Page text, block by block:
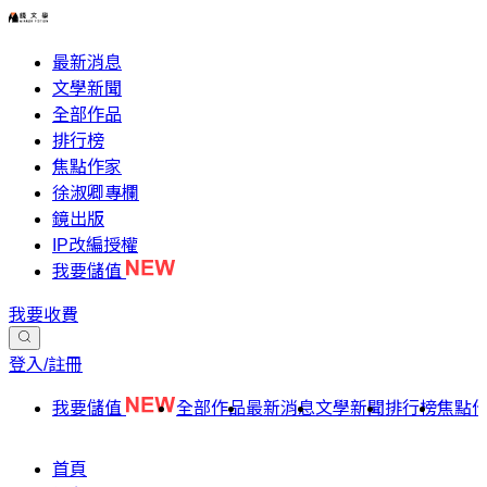
最新消息
文學新聞
全部作品
排行榜
焦點作家
徐淑卿專欄
鏡出版
IP改編授權
我要儲值
我要收費
登入/註冊
我要儲值 全部作品最新消息文學新聞排行榜焦點
首頁